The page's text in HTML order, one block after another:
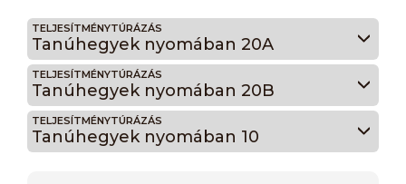
TELJESÍTMÉNYTÚRÁZÁS
Tanúhegyek nyomában 20A
TELJESÍTMÉNYTÚRÁZÁS
Tanúhegyek nyomában 20B
TELJESÍTMÉNYTÚRÁZÁS
Tanúhegyek nyomában 10